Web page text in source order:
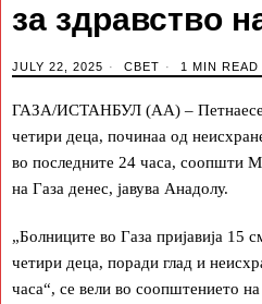
за здравство
JULY 22, 2025 СВЕТ 1 MIN READ
ГАЗА/ИСТАНБУЛ (АА) –
четири деца, починаа од
во последните 24 часа, соопшти
на Газа денес, јавува Анадолу.
„Болниците во Газа пријавија 15
четири деца, поради глад и
часа“, се вели во соопштението